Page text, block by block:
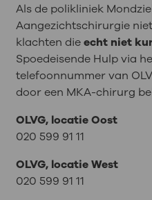
Als de polikliniek
Aangezichtschirurgie
klachten dieecht niet
Spoedeisende Hulp via
telefoonnummer van
door een MKA-chirurg
OLVG, locatie Oost
020 599 91 11
OLVG, locatie West
020 599 91 11